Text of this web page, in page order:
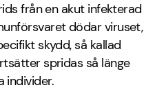
från en akut infekterad
dödar viruset,
skydd, så kallad
spridas så länge
individer.